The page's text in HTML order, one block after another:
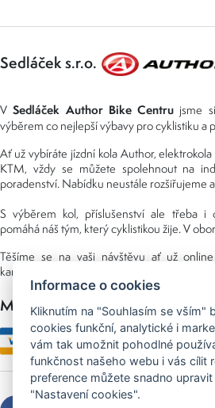
Sedláček s.r.o.
VSedláček Author Bike Centru jsme
výběrem co nejlepší výbavy pro cyklistiku a
Ať už vybíráte jízdní kola Author,
KTM, vždy se můžete spolehnout na
poradenství. Nabídku neustále rozšiřujeme
S výběrem kol, příslušenství ale třeba i
pomáhá náš tým, který cyklistikou žije. V
Těšíme se na vaši návštěvu ať už
kamenné prodejně, kterou najdete v NS
Možnosti platby
Informace o cookies
Kliknutím na "Souhlasím se vším"
cookies funkční, analytické i
vám tak umožnit pohodlné
funkčnost našeho webu i vás cílit
preference můžete snadno
"Nastavení cookies".